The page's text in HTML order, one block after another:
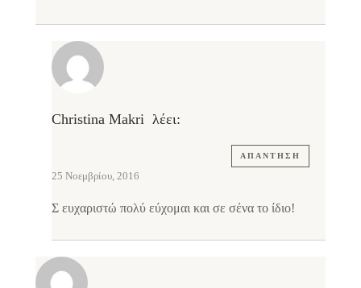
Christina Makri λέει:
ΑΠΆΝΤΗΣΗ
25 Νοεμβρίου, 2016
Σ ευχαριστώ πολύ εύχομαι και σε σένα το ίδιο!